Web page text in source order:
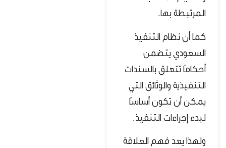
المرتبطة بها.
كما أن نظام التنفيذ
السعودي يتضمن
أحكامًا تتعلق بالسندات
التنفيذية والوثائق التي
يمكن أن تكون أساسًا
لبدء إجراءات التنفيذ.
ولهذا يعد فهم العلاقة